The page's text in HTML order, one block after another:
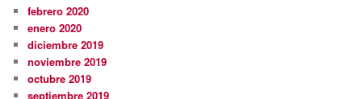
febrero 2020
enero 2020
diciembre 2019
noviembre 2019
octubre 2019
septiembre 2019